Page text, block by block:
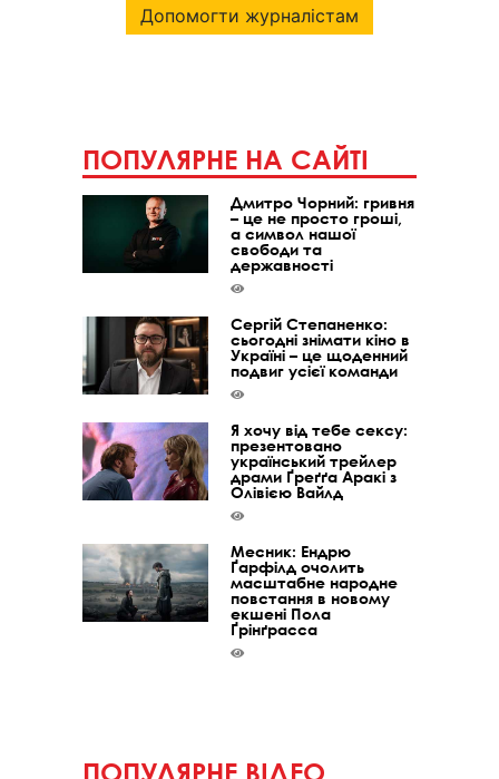
Допомогти журналістам
ПОПУЛЯРНЕ НА САЙТІ
Дмитро Чорний: гривня
– це не просто гроші,
а символ нашої
свободи та
державності
Сергій Степаненко:
сьогодні знімати кіно в
Україні – це щоденний
подвиг усієї команди
Я хочу від тебе сексу:
презентовано
український трейлер
драми Ґреґґа Аракі з
Олівією Вайлд
Месник: Ендрю
Ґарфілд очолить
масштабне народне
повстання в новому
екшені Пола
Ґрінґрасса
ПОПУЛЯРНЕ ВІДЕО